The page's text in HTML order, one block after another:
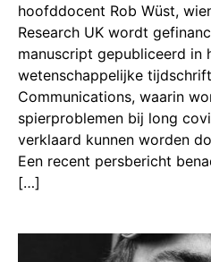
hoofddocent Rob Wüst,
Research UK wordt
manuscript gepubliceerd in
wetenschappelijke
Communications, waarin
spierproblemen bij long
verklaard kunnen worden
Een recent persbericht
[…]